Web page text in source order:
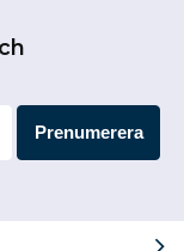
Prenumerera